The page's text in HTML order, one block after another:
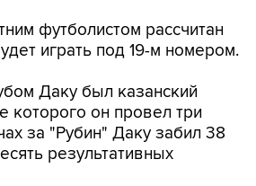
футболистом рассчитан
играть под 19-м номером.
Даку был казанский
которого он провел три
за "Рубин" Даку забил 38
результативных